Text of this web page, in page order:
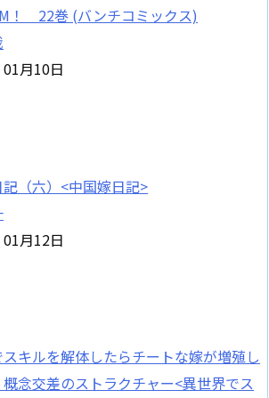
！ 22巻 (バンチコミックス)
月10日
（六）<中国嫁日記>
月12日
キルを解体したらチートな嫁が増殖し
念交差のストラクチャー<異世界でス